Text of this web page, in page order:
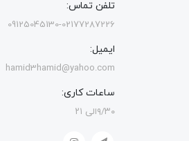
تلفن تماس:
09125045130-02177287226
ایمیل:
hamid3hamid@yahoo.com
ساعات کاری:
۹/۳۰الی ۲۱